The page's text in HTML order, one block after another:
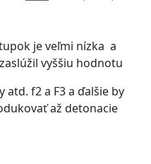
je veľmi nízka a
vyššiu hodnotu
f2 a F3 a ďalšie by
až detonacie